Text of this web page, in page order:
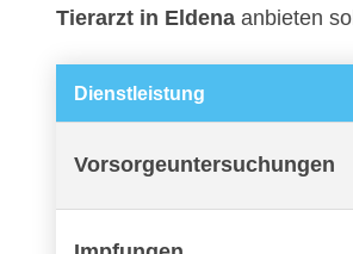
Tierarzt in Eldena anbieten
Dienstleistung
Vorsorgeuntersuchungen